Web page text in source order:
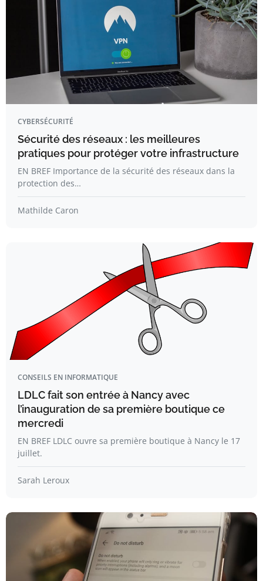
CYBERSÉCURITÉ
Sécurité des réseaux : les meilleures
pratiques pour protéger votre infrastructure
EN BREF Importance de la sécurité des réseaux dans la
protection des…
Mathilde Caron
CONSEILS EN INFORMATIQUE
LDLC fait son entrée à Nancy avec
l’inauguration de sa première boutique ce
mercredi
EN BREF LDLC ouvre sa première boutique à Nancy le 17
juillet.
Sarah Leroux